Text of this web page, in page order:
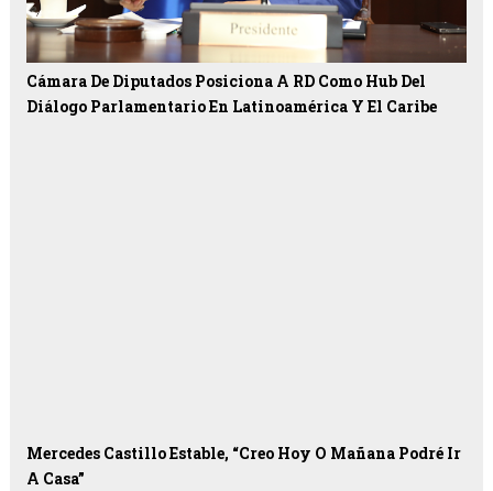
Cámara De Diputados Posiciona A RD Como Hub Del
Diálogo Parlamentario En Latinoamérica Y El Caribe
Mercedes Castillo Estable, “creo Hoy O Mañana Podré Ir
A Casa”